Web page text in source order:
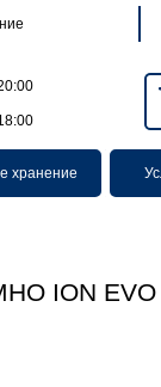
хранение
ION EVO